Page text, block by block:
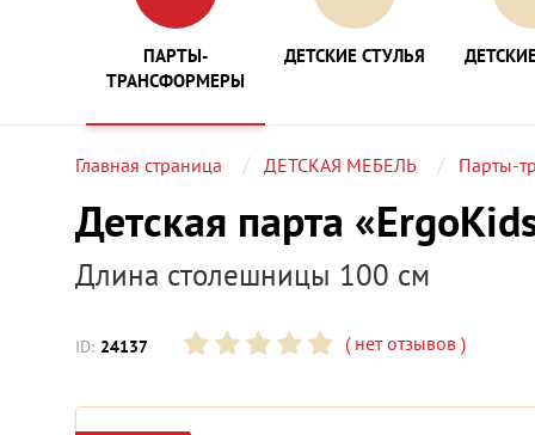
ПАРТЫ-
ТРАНСФОРМЕРЫ
ДЕТСКИЕ СТУЛЬЯ
Главная страница ДЕТСКАЯ МЕБЕЛЬ Парты-
Детская парта
Длина столешницы 100 см
ID: 24137 (нет отзывов )